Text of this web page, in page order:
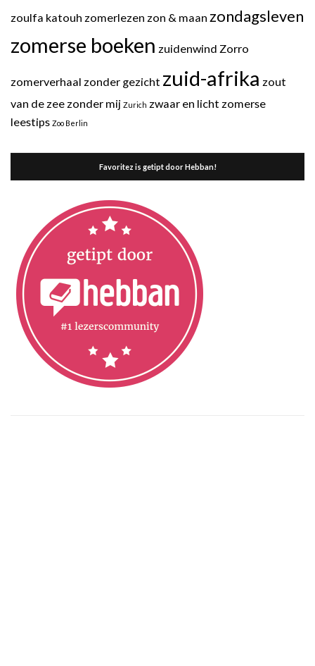
zoulfa katouh zomerlezen zon & maan zondagsleven
zomerse boeken zuidenwind Zorro
zomerverhaal zonder gezicht zuid-afrika zout
van de zee zonder mij Zurich zwaar en licht zomerse
leestips Zoo Berlin
Favoritez is getipt door Hebban!